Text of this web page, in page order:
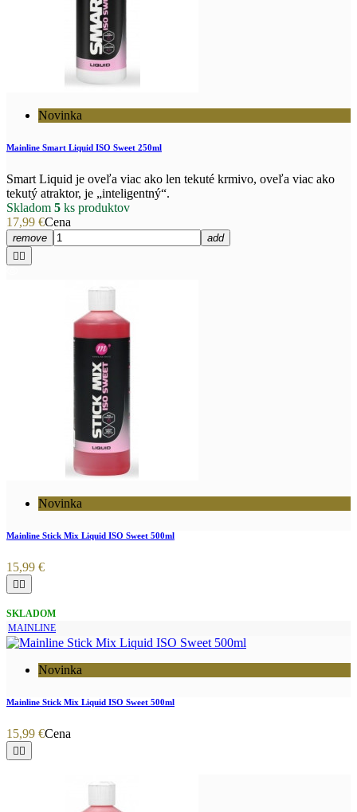
Novinka
Mainline Smart Liquid ISO Sweet 250ml
Smart Liquid je oveľa viac ako len tekuté krmivo, oveľa viac ako
tekutý atraktor, je „inteligentný“.
Skladom 5 ks produktov
17,99 €Cena
remove
add
 
Novinka
Mainline Stick Mix Liquid ISO Sweet 500ml
15,99 €
 
SKLADOM
MAINLINE
Novinka
Mainline Stick Mix Liquid ISO Sweet 500ml
15,99 €Cena
 